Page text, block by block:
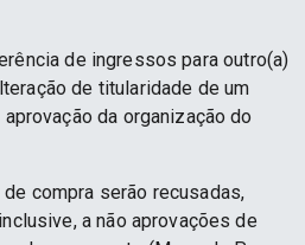
de ingressos para outro(a)
de titularidade de um
da organização do
compra serão recusadas,
a não aprovações de